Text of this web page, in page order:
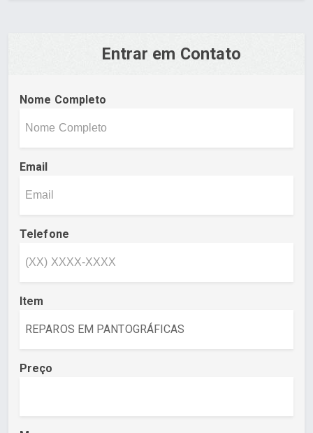
Entrar em Contato
Nome Completo
Email
Telefone
Item
Preço